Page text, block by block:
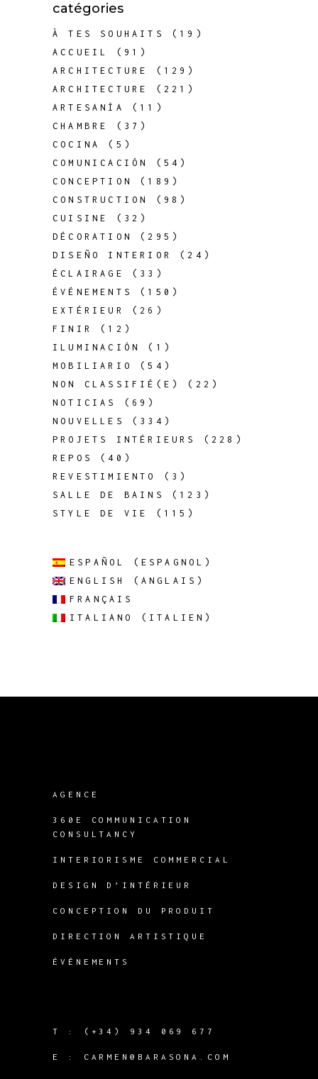
catégories
À TES SOUHAITS
(19)
ACCUEIL
(91)
ARCHITECTURE
(129)
ARCHITECTURE
(221)
ARTESANÍA
(11)
CHAMBRE
(37)
COCINA
(5)
COMUNICACIÓN
(54)
CONCEPTION
(189)
CONSTRUCTION
(98)
CUISINE
(32)
DÉCORATION
(295)
DISEÑO INTERIOR
(24)
ÉCLAIRAGE
(33)
ÉVÉNEMENTS
(150)
EXTÉRIEUR
(26)
FINIR
(12)
ILUMINACIÓN
(1)
MOBILIARIO
(54)
NON CLASSIFIÉ(E)
(22)
NOTICIAS
(69)
NOUVELLES
(334)
PROJETS INTÉRIEURS
(228)
REPOS
(40)
REVESTIMIENTO
(3)
SALLE DE BAINS
(123)
STYLE DE VIE
(115)
ESPAÑOL ( ESPAGNOL )
ENGLISH
( ANGLAIS )
FRANÇAIS
ITALIANO
( ITALIEN )
AGENCE
360E COMMUNICATION
CONSULTANCY
INTERIORISME COMMERCIAL
DESIGN D’INTÉRIEUR
CONCEPTION DU PRODUIT
DIRECTION ARTISTIQUE
ÉVÉNEMENTS
T : (+34) 934 069 677
E : CARMEN@BARASONA.COM